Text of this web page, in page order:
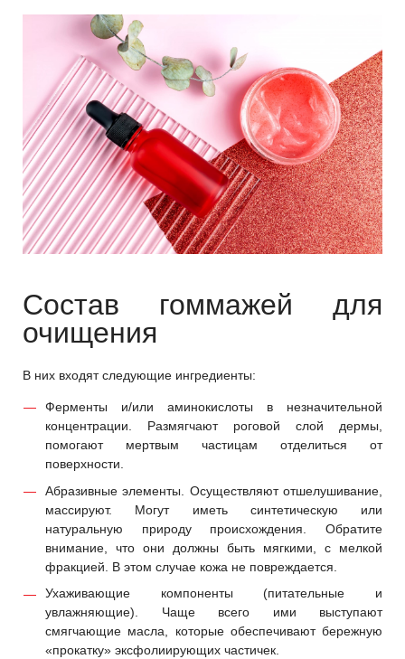
Состав гоммажей для
очищения
В них входят следующие ингредиенты:
Ферменты и/или аминокислоты в незначительной
концентрации. Размягчают роговой слой дермы,
помогают мертвым частицам отделиться от
поверхности.
Абразивные элементы. Осуществляют отшелушивание,
массируют. Могут иметь синтетическую или
натуральную природу происхождения. Обратите
внимание, что они должны быть мягкими, с мелкой
фракцией. В этом случае кожа не повреждается.
Ухаживающие компоненты (питательные и
увлажняющие). Чаще всего ими выступают
смягчающие масла, которые обеспечивают бережную
«прокатку» эксфолиирующих частичек.